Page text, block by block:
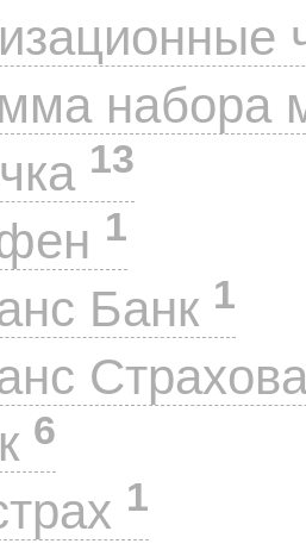
набора
13
1
Банк 1
6
1